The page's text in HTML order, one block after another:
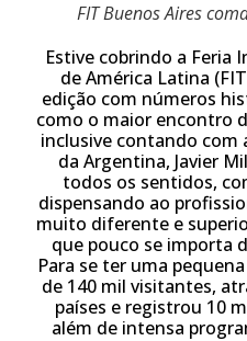
FIT Buenos Aires
Estive cobrindo a Feria
de América Latina
edição com números
como o maior encontro
inclusive contando com
da Argentina, Javier
todos os sentidos,
dispensando ao
muito diferente e
que pouco se importa
Para se ter uma
de 140 mil visitantes,
países e registrou 10
além de intensa